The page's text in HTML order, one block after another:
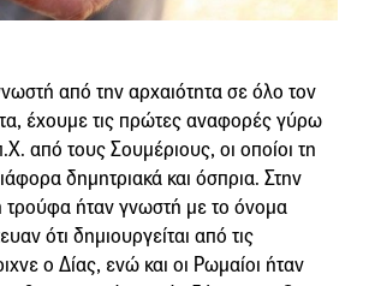
από την αρχαιότητα σε όλο τον
έχουμε τις πρώτες αναφορές γύρω
από τους Σουμέριους, οι οποίοι τη
δημητριακά και όσπρια. Στην
τρούφα ήταν γνωστή με το όνομα
ότι δημιουργείται από τις
ο Δίας, ενώ και οι Ρωμαίοι ήταν